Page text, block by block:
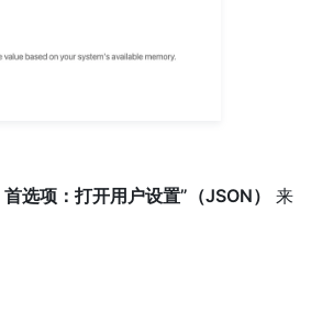
首选项：打开用户设置”（JSON）
来